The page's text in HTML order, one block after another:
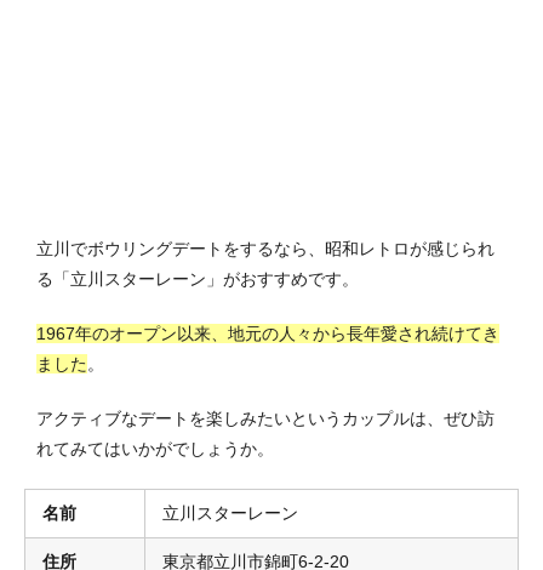
立川でボウリングデートをするなら、昭和レトロが感じられ
る「立川スターレーン」がおすすめです。
1967年のオープン以来、地元の人々から長年愛され続けてき
ました。
アクティブなデートを楽しみたいというカップルは、ぜひ訪
れてみてはいかがでしょうか。
名前 立川スターレーン
住所 東京都立川市錦町6-2-20